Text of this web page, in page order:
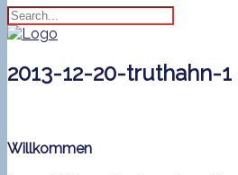
2013-12-20-truthahn-1
Willkommen